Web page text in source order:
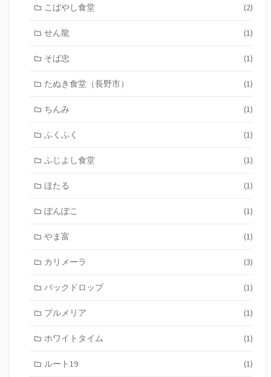
こばやし食堂 (2)
せん龍 (1)
そば忠 (1)
たぬき食堂（長野市） (1)
ちんみ (1)
ふくふく (1)
ふじよし食堂 (1)
ほたる (1)
ぽんぽこ (1)
やま富 (1)
カリメーラ (3)
バックドロップ (1)
プルメリア (1)
ホワイトタイム (1)
ルート19 (1)